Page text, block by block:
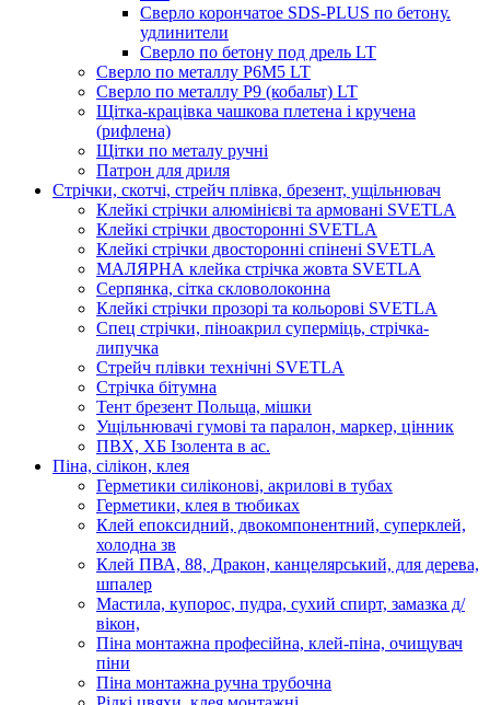
Сверло корончатое SDS-PLUS по бетону.
удлинители
Сверло по бетону под дрель LT
Сверло по металлу P6M5 LT
Сверло по металлу Р9 (кобальт) LT
Щітка-крацівка чашкова плетена і кручена
(рифлена)
Щітки по металу ручні
Патрон для дриля
Стрічки, скотчі, стрейч плівка, брезент, ущільнювач
Клейкі стрічки алюмінієві та армовані SVETLA
Клейкі стрічки двосторонні SVETLA
Клейкі стрічки двосторонні спінені SVETLA
МАЛЯРНА клейка стрічка жовта SVETLA
Серпянка, сітка скловолоконна
Клейкі стрічки прозорі та кольорові SVETLA
Спец стрічки, піноакрил суперміць, стрічка-
липучка
Стрейч плівки технічні SVETLA
Стрічка бітумна
Тент брезент Польща, мішки
Ущільнювачі гумові та паралон, маркер, цінник
ПВХ, ХБ Ізолента в ас.
Піна, сілікон, клея
Герметики силіконові, акрилові в тубах
Герметики, клея в тюбиках
Клей епоксидний, двокомпонентний, суперклей,
холодна зв
Клей ПВА, 88, Дракон, канцелярський, для дерева,
шпалер
Мастила, купорос, пудра, сухий спирт, замазка д/
вікон,
Піна монтажна професійна, клей-піна, очищувач
піни
Піна монтажна ручна трубочна